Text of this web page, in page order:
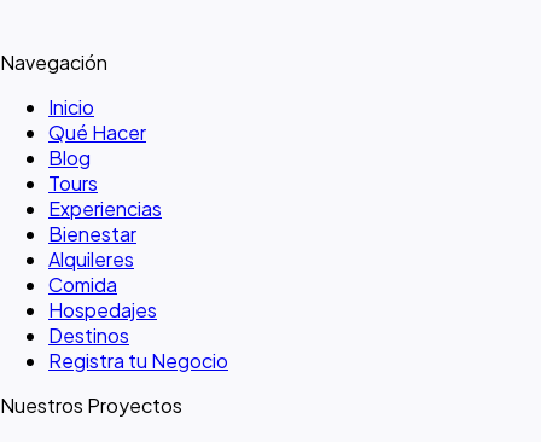
Navegación
Inicio
Qué Hacer
Blog
Tours
Experiencias
Bienestar
Alquileres
Comida
Hospedajes
Destinos
Registra tu Negocio
Nuestros Proyectos